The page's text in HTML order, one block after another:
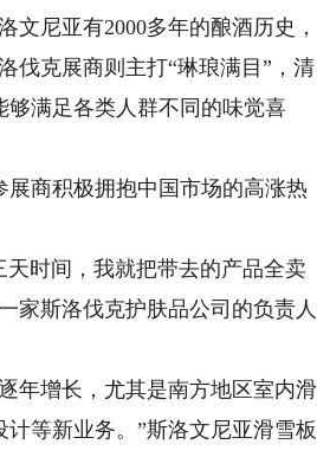
尼亚有2000多年的酿酒历史，
伐克展商则主打“琳琅满目”，清
满足各类人群不同的味觉喜
商积极拥抱中国市场的高涨热
时间，我就把带去的产品全卖
家斯洛伐克护肤品公司的负责人
增长，尤其是南方地区室内滑
等新业务。”斯洛文尼亚滑雪板